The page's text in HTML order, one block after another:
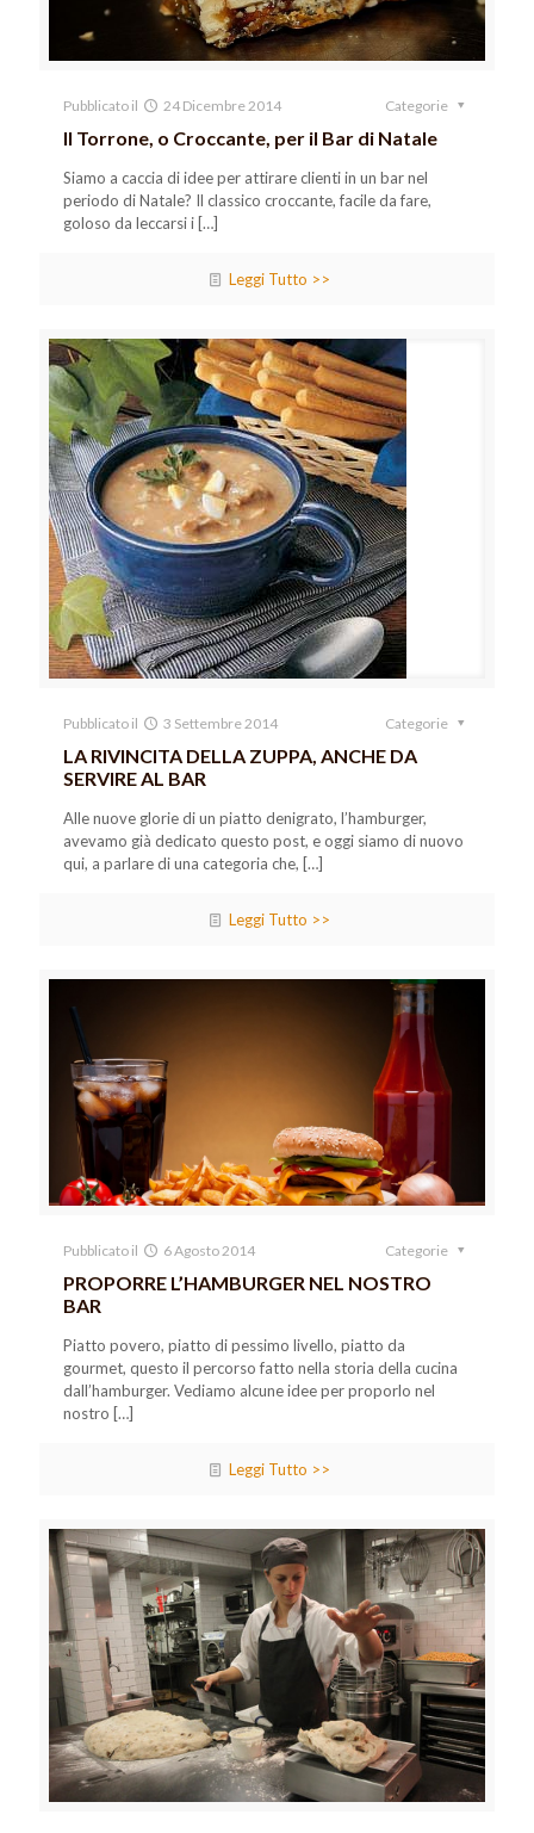
Pubblicato il 24 Dicembre 2014 Categorie
Il Torrone, o Croccante, per il Bar di Natale
Siamo a caccia di idee per attirare clienti in un bar nel
periodo di Natale? Il classico croccante, facile da fare,
goloso da leccarsi i[…]
Leggi Tutto >>
Pubblicato il 3 Settembre 2014 Categorie
LA RIVINCITA DELLA ZUPPA, ANCHE DA
SERVIRE AL BAR
Alle nuove glorie di un piatto denigrato, l’hamburger,
avevamo già dedicato questo post, e oggi siamo di nuovo
qui, a parlare di una categoria che, […]
Leggi Tutto >>
Pubblicato il 6 Agosto 2014 Categorie
PROPORRE L’HAMBURGER NEL NOSTRO
BAR
Piatto povero, piatto di pessimo livello, piatto da
gourmet, questo il percorso fatto nella storia della cucina
dall’hamburger. Vediamo alcune idee per proporlo nel
nostro […]
Leggi Tutto >>